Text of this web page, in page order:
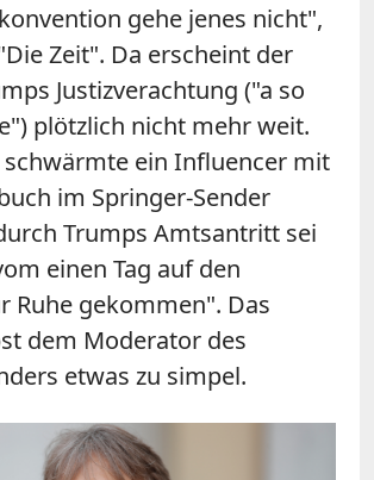
gehe jenes nicht",
Zeit". Da erscheint der
Justizverachtung ("a so
plötzlich nicht mehr weit.
schwärmte ein Influencer mit
im Springer-Sender
Trumps Amtsantritt sei
einen Tag auf den
Ruhe gekommen". Das
dem Moderator des
etwas zu simpel.